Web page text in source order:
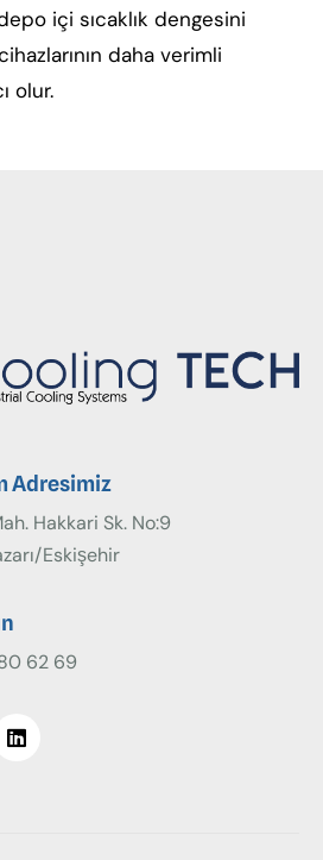
içi sıcaklık dengesini
daha verimli
olur.
Adresimiz
Hakkari Sk. No:9
Eskişehir
62 69